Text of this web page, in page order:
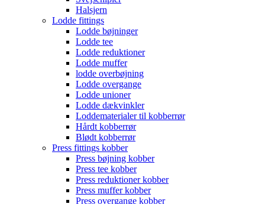
Halsjern
Lodde fittings
Lodde bøjninger
Lodde tee
Lodde reduktioner
Lodde muffer
lodde overbøjning
Lodde overgange
Lodde unioner
Lodde dækvinkler
Loddematerialer til kobberrør
Hårdt kobberrør
Blødt kobberrør
Press fittings kobber
Press bøjning kobber
Press tee kobber
Press reduktioner kobber
Press muffer kobber
Press overgange kobber